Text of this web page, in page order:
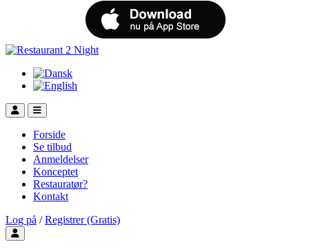
Forside
Se tilbud
Anmeldelser
Konceptet
Restauratør?
Kontakt
Log på / Registrer (Gratis)
Toggle user menu